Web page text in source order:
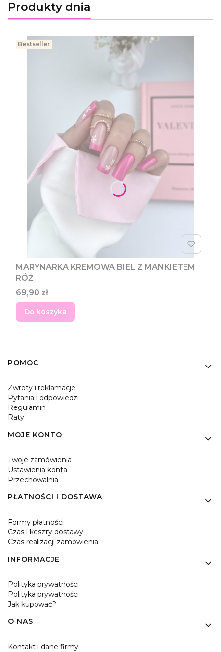
Produkty dnia
Bestseller
MARYNARKA KREMOWA BIEL Z MANKIETEM
RÓŻ
Cena
69,90 zł
Do koszyka
Linki w stopce
POMOC
Zwroty i reklamacje
Pytania i odpowiedzi
Regulamin
Raty
MOJE KONTO
Twoje zamówienia
Ustawienia konta
Przechowalnia
PŁATNOŚCI I DOSTAWA
Formy płatności
Czas i koszty dostawy
Czas realizacji zamówienia
INFORMACJE
Polityka prywatności
Polityka prywatności
Jak kupować?
O NAS
Kontakt i dane firmy